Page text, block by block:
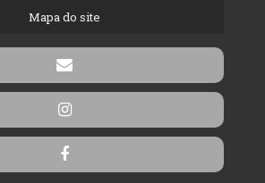
Mapa do site